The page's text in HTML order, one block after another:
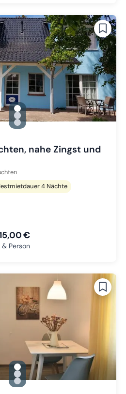
gallery.slide_selector
Zu Slide 1 wechseln
Zu Slide 2 wechseln
Zu Slide 3 wechseln
nahe Zingst und
4 Nächte
€
Person
gallery.slide_selector
Zu Slide 1 wechseln
Zu Slide 2 wechseln
Zu Slide 3 wechseln